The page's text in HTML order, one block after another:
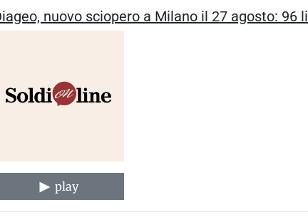
nuovo sciopero a Milano il 27 agosto:
play